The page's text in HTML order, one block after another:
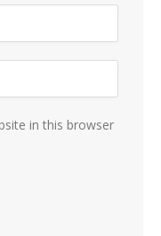
in this browser